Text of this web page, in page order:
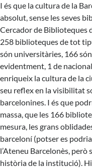
I és que la cultura de la
absolut, sense les seves
Cercador de Biblioteques
258 biblioteques de tot
són universitàries, 166
evidentment, 1 de
enriqueix la cultura de la
seu reflex en la visibilitat
barcelonines. I és que
massa, que les 166
mesura, les grans
barceloní (potser es
l’Ateneu Barcelonès,
història de la institució).